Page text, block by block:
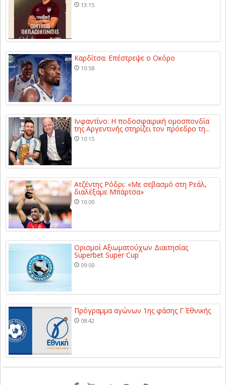
13:15
Καρδίτσα: Επέστρεψε ο Οκόρο
10:58
Ινφαντίνο: Η ποδοσφαιρική ομοσπονδία
της Αργεντινής στηρίζει τον πρόεδρο τη...
10:15
Ατζέντης Ρόδρι: «Με σεβασμό στη Ρεάλ,
διαλέξαμε Μπάρτσα»
10:00
Ορισμοί Αξιωματούχων Διαιτησίας
Superbet Super Cup
09:00
Πρόγραμμα αγώνων 1ης φάσης Γ΄ Εθνικής
08:42